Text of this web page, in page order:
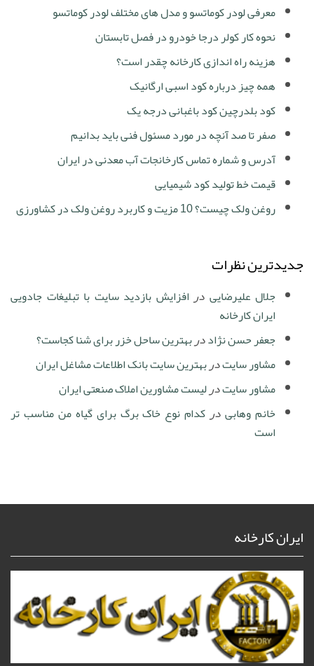
معرفی لودر کوماتسو و مدل های مختلف لودر کوماتسو
نحوه کار کولر درجا خودرو در فصل تابستان
هزینه راه اندازی کارخانه چقدر است؟
همه چیز درباره کود اسبی ارگانیک
کود بلدرچین کود باغبانی درجه یک
صفر تا صد آنچه در مورد مسئول فنی باید بدانیم
آدرس و شماره تماس کارخانجات آب معدنی در ایران
قیمت خط تولید کود شیمیایی
روغن ولک چیست؟ 10 مزیت و کاربرد روغن ولک در کشاورزی
جدیدترین نظرات
جلال علیرضایی درافزایش بازدید سایت با تبلیغات جادویی
ایران کارخانه
جعفر حسن نژاددربهترین ساحل خزر برای شنا کجاست؟
مشاور سایتدربهترین سایت بانک اطلاعات مشاغل ایران
مشاور سایتدرلیست مشاورین املاک صنعتی ایران
خانم وهابیدرکدام نوع خاک برگ برای گیاه من مناسب تر
است
ایران کارخانه